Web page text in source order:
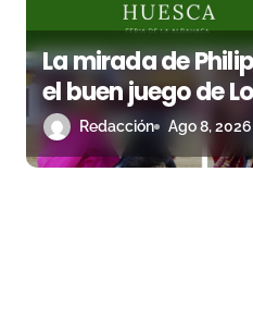
La mirada de
el buen juego de
arranque de
Redacción Ago 8, 2026